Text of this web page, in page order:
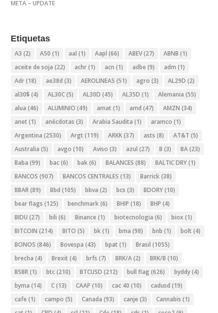
META – UPDATE
Etiquetas
A3 (2) A50 (1) aal (1) Aapl (66) ABEV(27) ABNB (1)
aceite de soja (22) achr(1) acn (1) adbe (9) adm (1)
Adr(18) ae38d (3) AEROLINEAS (51) agro (3) AL29D (2)
al30$ (4) AL30C(5) AL30D (45) AL35D (1) Alemania (55)
alua (46) ALUMINIO (49) amat (1) amd (47) AMZN (34)
anet (1) anécdotas (3) Arabia Saudita (1) aramco (1)
Argentina (2530) Argt (119) ARKK(37) asts (8) AT&T (5)
Australia (5) avgo (10) Aviso (3) azul (27) B (3) BA(23)
Baba (99) bac(6) bak(6) BALANCES (88) BALTIC DRY(1)
BANCOS (907) BANCOS CENTRALES (13) Barrick(38)
BBAR(89) Bbd (105) bbva (2) bcs (3) BDORY(10)
bear flags (125) benchmark(6) BHIP (18) BHP (4)
BIDU (27) bili (6) Binance (1) biotecnologia (6) biox (1)
BITCOIN (214) BITO (5) bk(1) bma (98) bnb (1) bolt (4)
BONOS (846) Bovespa (43) bpat (1) Brasil (1055)
brecha (4) Brexit (4) brfs (7) BRK/A(2) BRK/B (10)
BSBR(1) btc(210) BTCUSD (212) bull flag (626) byddy(4)
byma (14) C(13) CAAP (10) cac 40 (10) cadusd (19)
cafe (1) campo (5) Canada (93) canje (3) Cannabis (1)